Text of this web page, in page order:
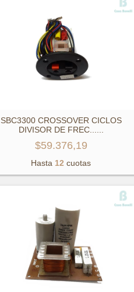
SBC3300 CROSSOVER CICLOS
DIVISOR DE FREC...
$59.376,19
Hasta 12 cuotas